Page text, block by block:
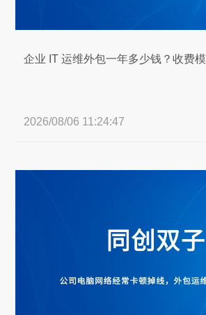
企业 IT 运维外包一年多少钱？收费
2026/08/06 11:24:47